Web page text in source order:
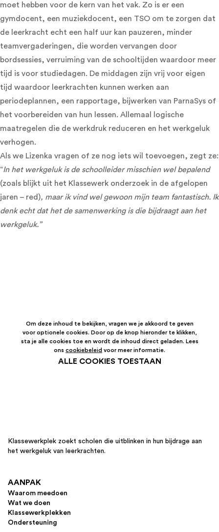
moet hebben voor de kern van het vak. Zo is er een
gymdocent, een muziekdocent, een TSO om te zorgen dat
de leerkracht echt een half uur kan pauzeren, minder
teamvergaderingen, die worden vervangen door
bordsessies, verruiming van de schooltijden waardoor meer
tijd is voor studiedagen. De middagen zijn vrij voor eigen
tijd waardoor leerkrachten kunnen werken aan
periodeplannen, een rapportage, bijwerken van ParnaSys of
het voorbereiden van hun lessen. Allemaal logische
maatregelen die de werkdruk reduceren en het werkgeluk
verhogen.
Als we Lizenka vragen of ze nog iets wil toevoegen, zegt ze:
“In het werkgeluk is de schoolleider misschien wel bepalend
(zoals blijkt uit het Klassewerk onderzoek in de afgelopen
jaren – red), maar ik vind wel gewoon mijn team fantastisch. Ik
denk echt dat het de samenwerking is die bijdraagt aan het
werkgeluk.”
Om deze inhoud te bekijken, vragen we je akkoord te geven
voor optionele cookies. Door op de knop hieronder te klikken,
sta je alle cookies toe en wordt de inhoud direct geladen. Lees
ons cookiebeleid voor meer informatie.
ALLE COOKIES TOESTAAN
Klassewerkplek zoekt scholen die uitblinken in hun bijdrage aan
het werkgeluk van leerkrachten.
AANPAK
Waarom meedoen
Wat we doen
Klassewerkplekken
Ondersteuning